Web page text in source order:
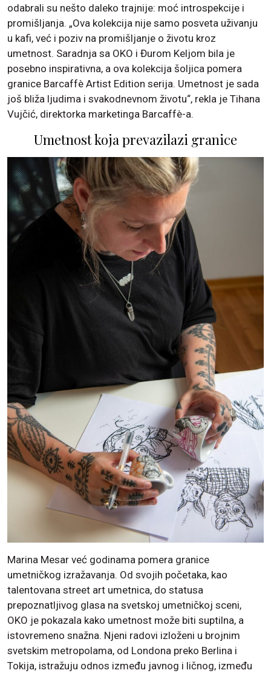
odabrali su nešto daleko trajnije: moć introspekcije i
promišljanja. „Ova kolekcija nije samo posveta uživanju
u kafi, već i poziv na promišljanje o životu kroz
umetnost. Saradnja sa OKO i Đurom Keljom bila je
posebno inspirativna, a ova kolekcija šoljica pomera
granice Barcaffè Artist Edition serija. Umetnost je sada
još bliža ljudima i svakodnevnom životu“, rekla je Tihana
Vujčić, direktorka marketinga Barcaffè-a.
Umetnost koja prevazilazi granice
Marina Mesar već godinama pomera granice
umetničkog izražavanja. Od svojih početaka, kao
talentovana street art umetnica, do statusa
prepoznatljivog glasa na svetskoj umetničkoj sceni,
OKO je pokazala kako umetnost može biti suptilna, a
istovremeno snažna. Njeni radovi izloženi u brojnim
svetskim metropolama, od Londona preko Berlina i
Tokija, istražuju odnos između javnog i ličnog, između